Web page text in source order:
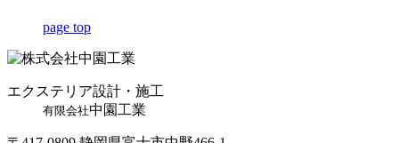
page top
エクステリア設計・施工
有限会社中園工業